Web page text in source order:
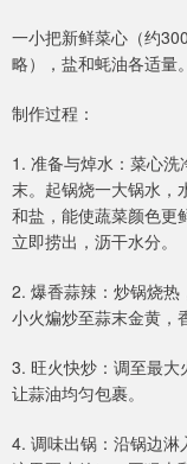
一小把新鲜菜心（约
略），盐和蚝油各适量。
制作过程：
1. 准备与焯水：菜心
末。起锅烧一大锅水，
和盐，能使蔬菜颜色更
立即捞出，沥干水分。
2. 爆香蒜辣：炒锅烧热
小火煸炒至蒜末金黄，
3. 旺火快炒：调至最大
让蒜油均匀包裹。
4. 调味出锅：沿锅边淋